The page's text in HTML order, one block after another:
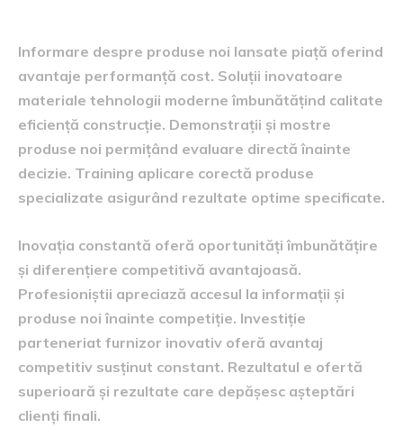
Informare despre produse noi lansate piață oferind
avantaje performanță cost. Soluții inovatoare
materiale tehnologii moderne îmbunătățind calitate
eficiență construcție. Demonstrații și mostre
produse noi permițând evaluare directă înainte
decizie. Training aplicare corectă produse
specializate asigurând rezultate optime specificate.
Inovația constantă oferă oportunități îmbunătățire
și diferențiere competitivă avantajoasă.
Profesioniștii apreciază accesul la informații și
produse noi înainte competiție. Investiție
parteneriat furnizor inovativ oferă avantaj
competitiv susținut constant. Rezultatul e ofertă
superioară și rezultate care depășesc așteptări
clienți finali.